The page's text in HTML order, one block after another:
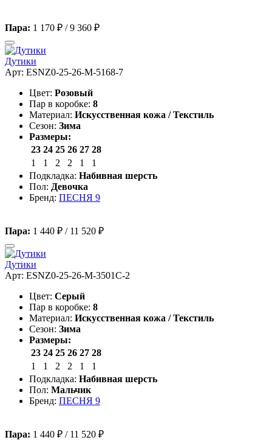
Пара: 1 170 ₽ /9 360 ₽
Дутики
Арт: ESNZ0-25-26-M-5168-7
Цвет: Розовый
Пар в коробке: 8
Материал: Искусственная кожа / Текстиль
Сезон: Зима
Размеры:
23 24 25 26 27 28
1
1 2 2 1
1
Подкладка: Набивная шерсть
Пол: Девочка
Бренд: ПЕСНЯ 9
Пара: 1 440 ₽ / 11 520 ₽
Дутики
Арт: ESNZ0-25-26-M-3501C-2
Цвет: Серый
Пар в коробке: 8
Материал: Искусственная кожа / Текстиль
Сезон: Зима
Размеры:
23 24 25 26 27 28
1
1 2 2 1
1
Подкладка: Набивная шерсть
Пол: Мальчик
Бренд: ПЕСНЯ 9
Пара: 1 440 ₽ / 11 520 ₽